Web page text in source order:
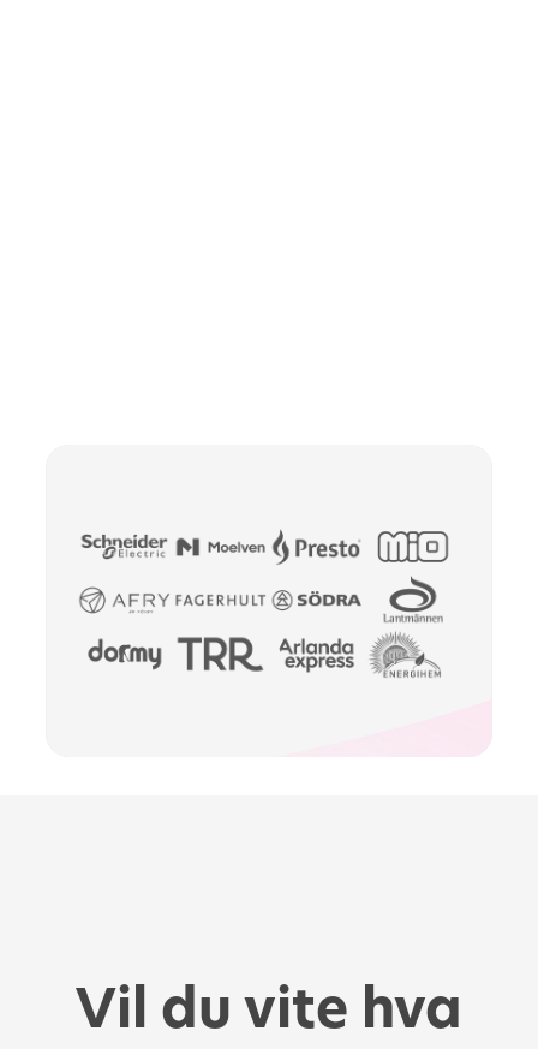
Vil du vite hva